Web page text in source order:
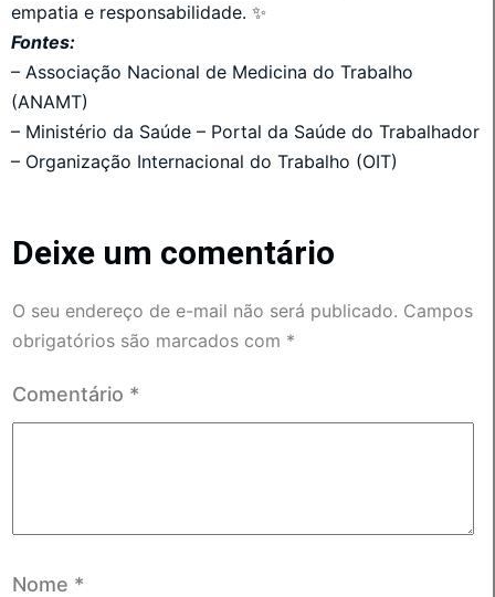
empatia e responsabilidade. ✨
Fontes:
– Associação Nacional de Medicina do Trabalho
(ANAMT)
– Ministério da Saúde – Portal da Saúde do Trabalhador
– Organização Internacional do Trabalho (OIT)
Deixe um comentário
O seu endereço de e-mail não será publicado. Campos
obrigatórios são marcados com *
Comentário *
Nome *